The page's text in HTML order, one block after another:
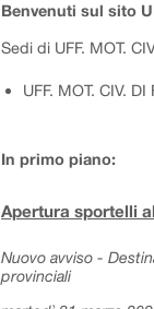
Benvenuti sul sito
Sedi di UFF. MOT.
UFF. MOT. CIV. DI
In primo piano:
Apertura sportelli
Nuovo avviso -
provinciali